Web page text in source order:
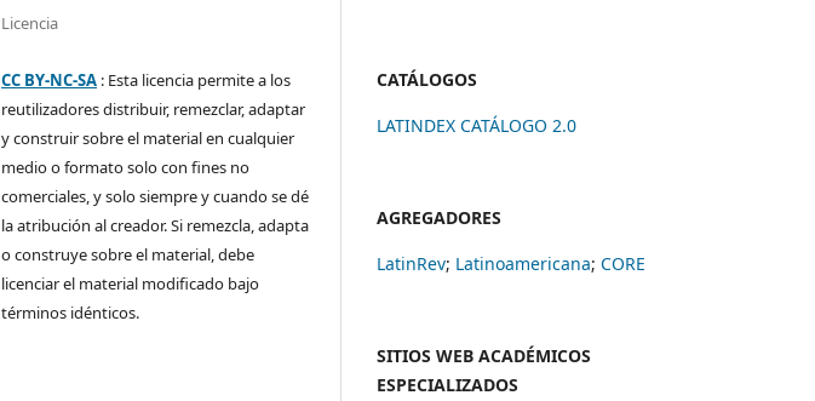
Licencia
CC BY-NC-SA : Esta licencia permite a los
reutilizadores distribuir, remezclar, adaptar
y construir sobre el material en cualquier
medio o formato solo con fines no
comerciales, y solo siempre y cuando se dé
la atribución al creador. Si remezcla, adapta
o construye sobre el material, debe
licenciar el material modificado bajo
términos idénticos.
CATÁLOGOS
LATINDEX CATÁLOGO 2.0
AGREGADORES
LatinRev; Latinoamericana; CORE
SITIOS WEB ACADÉMICOS
ESPECIALIZADOS